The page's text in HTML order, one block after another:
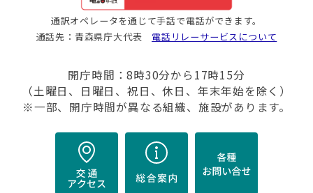
通訳オペレータを通じて手話で電話ができます。
通話先：青森県庁大代表 電話リレーサービスについて
開庁時間：8時30分から17時15分
（土曜日、日曜日、祝日、休日、年末年始を除く）
※一部、開庁時間が異なる組織、施設があります。